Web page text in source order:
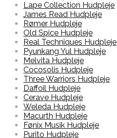
Lape Collection Hudpleje
James Read Hudpleje
Rømer Hudpleje
Old Spice Hudpleje
Real Techniques Hudpleje
Pyunkang Yul Hudpleje
Melvita Hudpleje
Cocosolis Hudpleje
Three Warriors Hudpleje
Daffoil Hudpleje
Cerave Hudpleje
Weleda Hudpleje
Macurth Hudpleje
Fønix Musik Hudpleje
Purito Hudpleje